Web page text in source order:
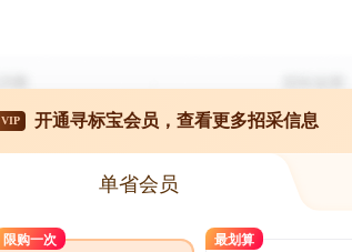
VIP 开通寻标宝会员，查看更多招采信息
单省会员
限购一次 最划算